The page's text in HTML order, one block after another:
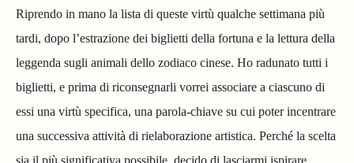
Riprendo in mano la lista di queste virtù qualche settimana più
tardi, dopo l’estrazione dei biglietti della fortuna e la lettura della
leggenda sugli animali dello zodiaco cinese. Ho radunato tutti i
biglietti, e prima di riconsegnarli vorrei associare a ciascuno di
essi una virtù specifica, una parola-chiave su cui poter incentrare
una successiva attività di rielaborazione artistica. Perché la scelta
sia il più significativa possibile, decido di lasciarmi ispirare